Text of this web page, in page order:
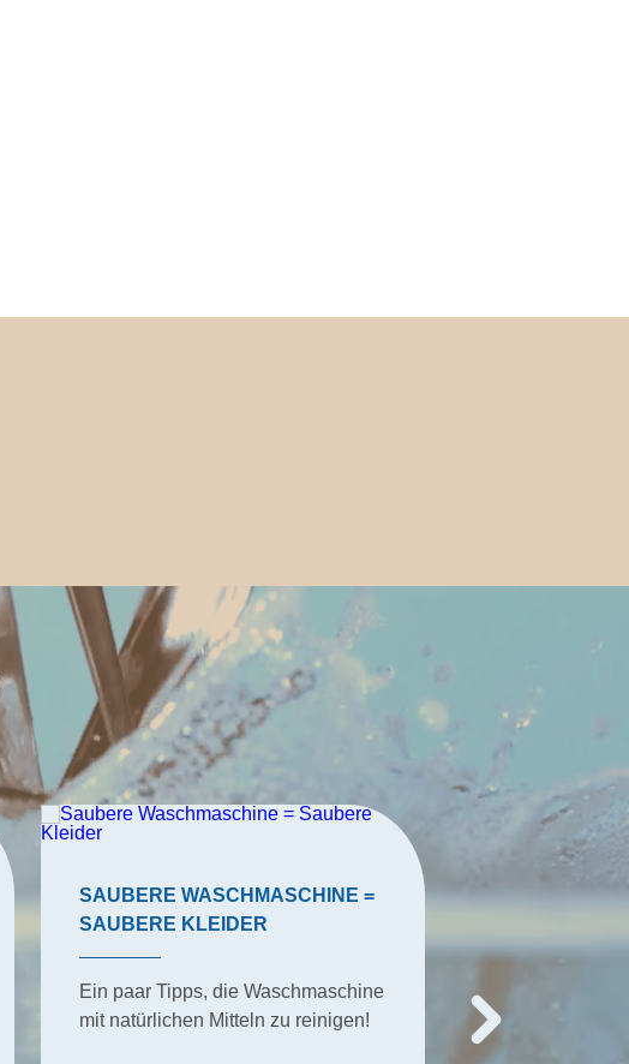
SAUBERE WASCHMASCHINE =
SAUBERE KLEIDER
Ein paar Tipps, die Waschmaschine
mit natürlichen Mitteln zu reinigen!
Leben ohne sie
vorstellen,